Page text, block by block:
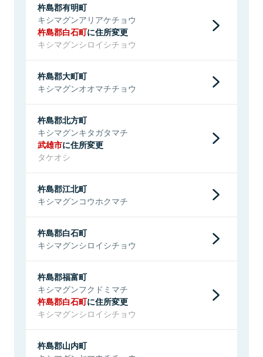
杵島郡有明町
キシマグンアリアケチョウ
杵島郡白石町に住所変更
キシマグンシロイシチョウ
杵島郡大町町
キシマグンオオマチチョウ
杵島郡北方町
キシマグンキタガタマチ
武雄市に住所変更
タケオシ
杵島郡江北町
キシマグンコウホクマチ
杵島郡白石町
キシマグンシロイシチョウ
杵島郡福富町
キシマグンフクドミマチ
杵島郡白石町に住所変更
キシマグンシロイシチョウ
杵島郡山内町